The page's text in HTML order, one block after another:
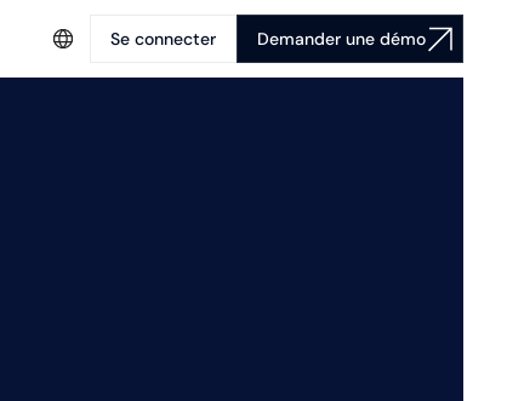
Se connecter Demander une démo